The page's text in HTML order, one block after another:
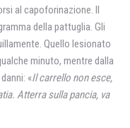
al capoforinazione. Il
della pattuglia. Gli
Quello lesionato
minuto, mentre dalla
«Il carrello non esce,
Atterra sulla pancia, va